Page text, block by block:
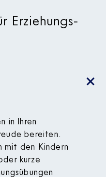
Erziehungs-
in Ihren
bereiten.
mit den Kindern
kurze